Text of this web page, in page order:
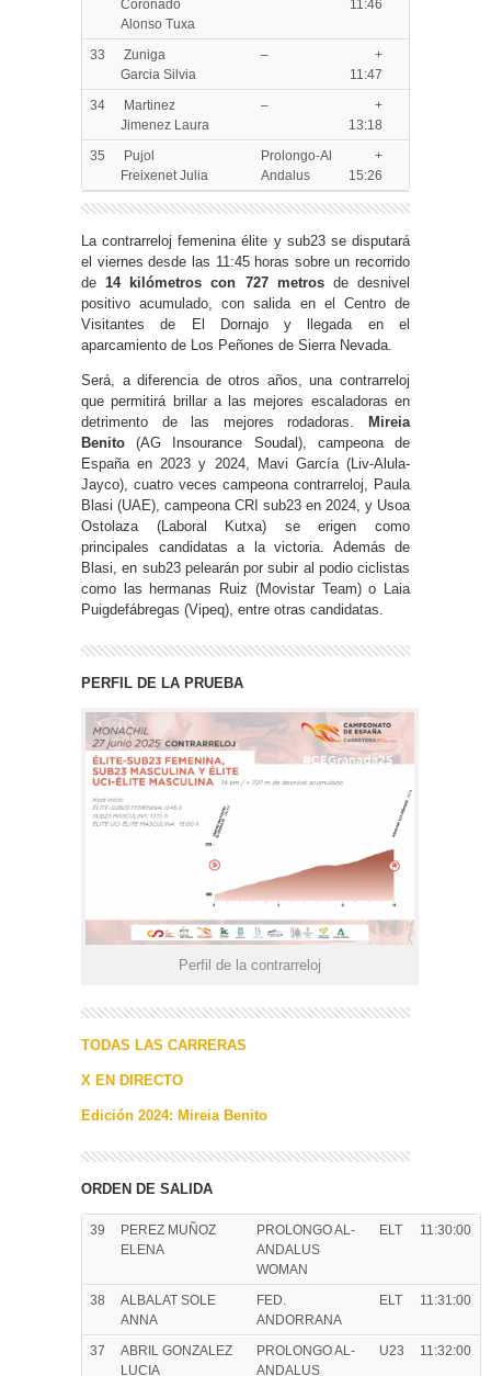
Coronado
Alonso Tuxa
11:46
33
Zuniga
Garcia Silvia
–
+
11:47
34
Martinez
Jimenez Laura
–
+
13:18
35
Pujol
Freixenet Julia
Prolongo-Al
Andalus
+
15:26
La contrarreloj femenina élite y sub23 se disputará
el viernes desde las 11:45 horas sobre un recorrido
de 14 kilómetros con 727 metrosde desnivel
positivo acumulado, con salida en el Centro de
Visitantes de El Dornajo y llegada en el
aparcamiento de Los Peñones de Sierra Nevada.
Será, a diferencia de otros años, una contrarreloj
que permitirá brillar a las mejores escaladoras en
detrimento de las mejores rodadoras.
Mireia
Benito (AG Insourance Soudal), campeona de
España en 2023 y 2024, Mavi García (Liv-Alula-
Jayco), cuatro veces campeona contrarreloj, Paula
Blasi (UAE), campeona CRI sub23 en 2024, y Usoa
Ostolaza (Laboral Kutxa) se erigen como
principales candidatas a la victoria. Además de
Blasi, en sub23 pelearán por subir al podio ciclistas
como las hermanas Ruiz (Movistar Team) o Laia
Puigdefábregas (Vipeq), entre otras candidatas.
PERFIL DE LA PRUEBA
Perfil de la contrarreloj
TODAS LAS CARRERAS
X EN DIRECTO
Edición 2024: Mireia Benito
ORDEN DE SALIDA
39
PEREZ MUÑOZ
ELENA
PROLONGO AL-
ANDALUS
WOMAN
ELT 11:30:00
38
ALBALAT SOLE
ANNA
FED.
ANDORRANA
ELT 11:31:00
37
ABRIL GONZALEZ
LUCIA
PROLONGO AL-
ANDALUS
U23 11:32:00